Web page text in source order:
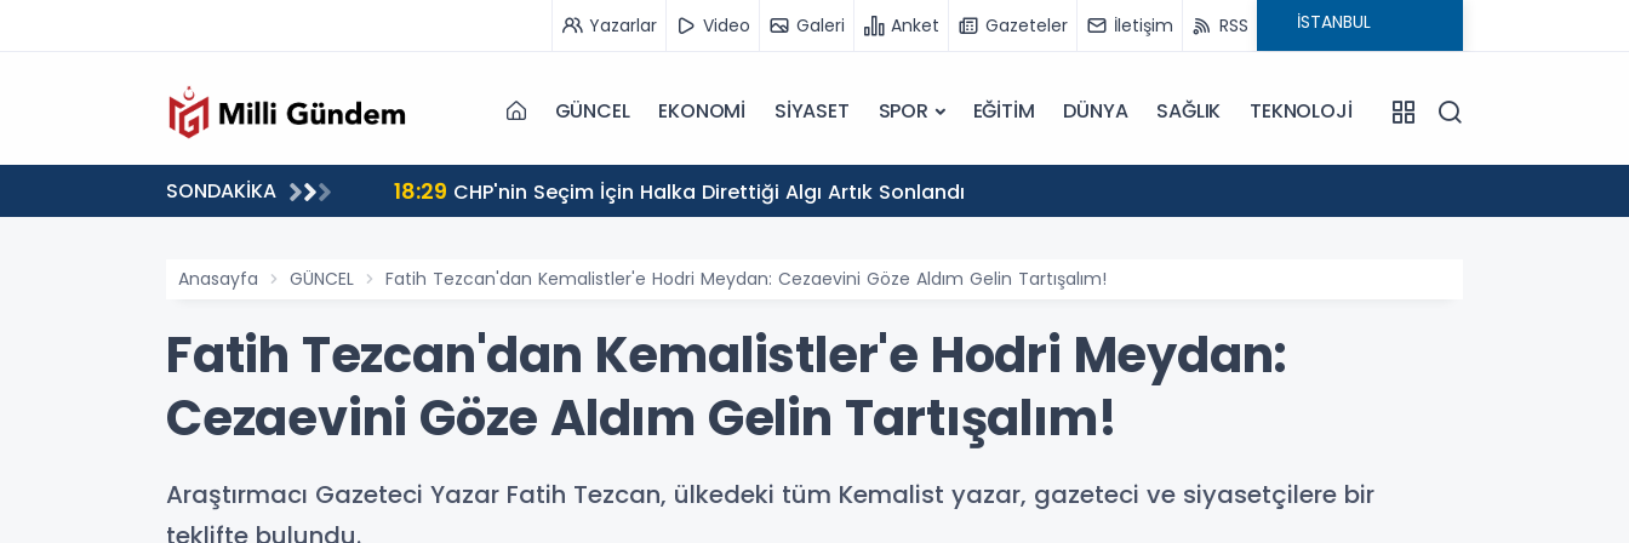
Yazarlar Video Galeri Anket Gazeteler İletişim RSS
GÜNCEL EKONOMİ SİYASET SPOR EĞİTİM DÜNYA SAĞLIK TEKNOLOJİ
SONDAKİKA 18:29 CHP'nin Seçim İçin Halka Direttiği Algı Artık Sonlandı
Anasayfa GÜNCEL Fatih Tezcan'dan Kemalistler'e Hodri Meydan: Cezaevini Göze Aldım Gelin Tartışalım!
Fatih Tezcan'dan Kemalistler'e Hodri Meydan:
Cezaevini Göze Aldım Gelin Tartışalım!
Araştırmacı Gazeteci Yazar Fatih Tezcan, ülkedeki tüm Kemalist yazar, gazeteci ve siyasetçilere bir
teklifte bulundu.